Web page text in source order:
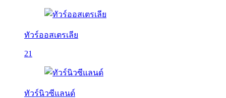
ทัวร์ออสเตรเลีย
21
ทัวร์นิวซีแลนด์